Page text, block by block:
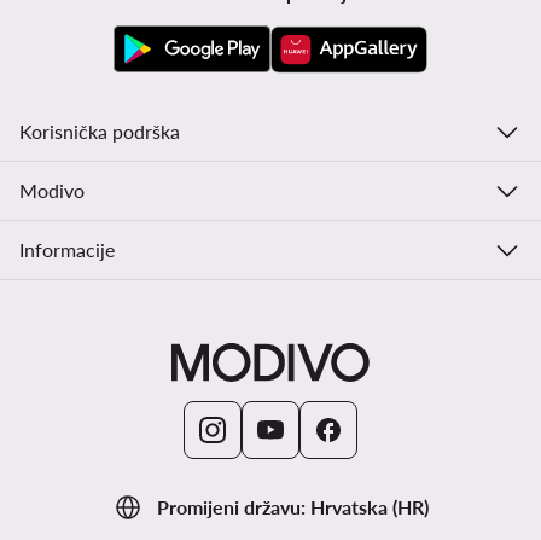
Promijeni državu: Hrvatska (HR)
Korisnička podrška
Modivo
Informacije